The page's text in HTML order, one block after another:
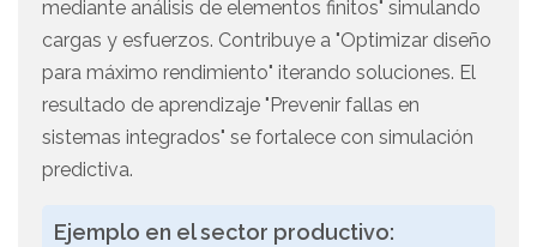
mediante análisis de elementos finitos" simulando
cargas y esfuerzos. Contribuye a "Optimizar diseño
para máximo rendimiento" iterando soluciones. El
resultado de aprendizaje "Prevenir fallas en
sistemas integrados" se fortalece con simulación
predictiva.
Ejemplo en el sector productivo: